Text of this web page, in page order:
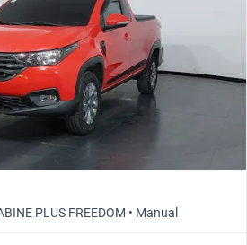
PLUS FREEDOM • Manual